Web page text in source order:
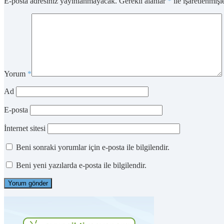
Yorum *
Ad
E-posta
İnternet sitesi
Beni sonraki yorumlar için e-posta ile bilgilendir.
Beni yeni yazılarda e-posta ile bilgilendir.